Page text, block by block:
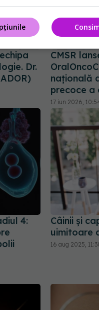
Dr.
CMSR
națională
precoce a
17 iun 2026,
4:
Câinii și
uimitoare
16 aug 2025,